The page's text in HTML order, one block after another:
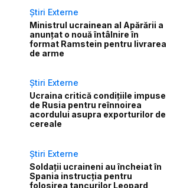
Știri Externe
Ministrul ucrainean al Apărării a
anunțat o nouă întâlnire în
format Ramstein pentru livrarea
de arme
Știri Externe
Ucraina critică condițiile impuse
de Rusia pentru reînnoirea
acordului asupra exporturilor de
cereale
Știri Externe
Soldații ucraineni au încheiat în
Spania instrucția pentru
folosirea tancurilor Leopard